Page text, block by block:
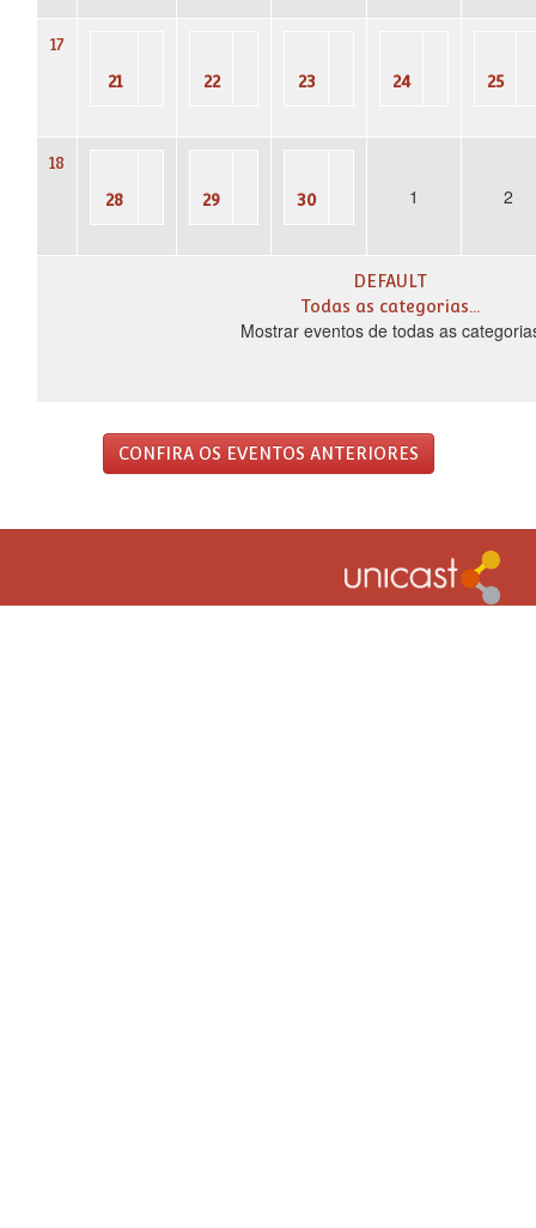
17
21
22 23 24 25
18
28
29 30 1 2
DEFAULT
Todas as categorias...
Mostrar eventos de todas as
CONFIRA OS EVENTOS ANTERIORES